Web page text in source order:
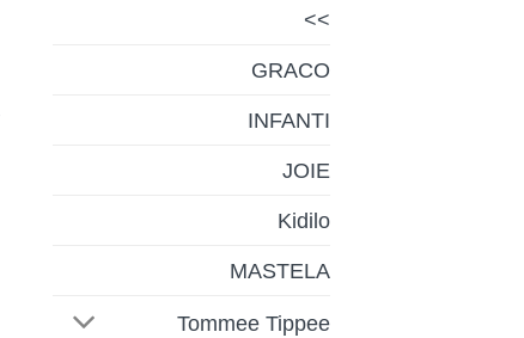
>>
GRACO
INFANTI
JOIE
Kidilo
MASTELA
Tommee Tippee